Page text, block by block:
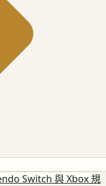
Switch 與 Xbox 規